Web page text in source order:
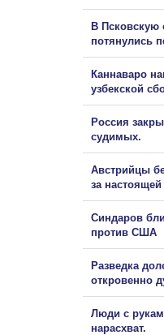
В Псковскую
потянулись
Каннаваро
узбекской
Россия
судимых.
Австрийцы
за
Синдаров
против США
Разведка
откровенно
Люди с
нарасхват.